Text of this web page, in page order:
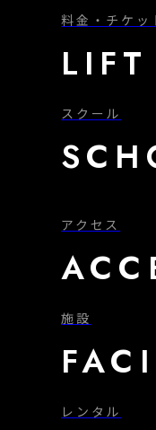
料金・チケッ
LIFT
スクール
アクセス
施設
レンタル